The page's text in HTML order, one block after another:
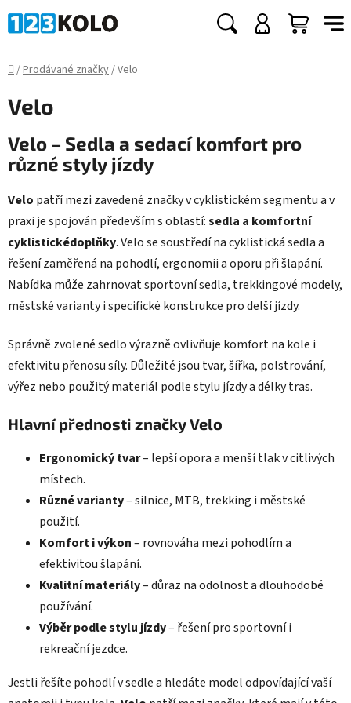
na
Hledat
Domů
/Prodávané značky/Velo
Velo
Velo – Sedla a sedací komfort pro
různé styly jízdy
Velo patří mezi zavedené značky v cyklistickém segmentu a v
praxi je spojován především s oblastí:sedla a komfortní
cyklistickédoplňky. Velo se soustředí na cyklistická sedla a
řešení zaměřená na pohodlí, ergonomii a oporu při šlapání.
Nabídka může zahrnovat sportovní sedla, trekkingové modely,
městské varianty i specifické konstrukce pro delší jízdy.
Správně zvolené sedlo výrazně ovlivňuje komfort na kole i
efektivitu přenosu síly. Důležité jsou tvar, šířka, polstrování,
výřez nebo použitý materiál podle stylu jízdy a délky tras.
Hlavní přednosti značky Velo
Ergonomický tvar– lepší opora a menší tlak v citlivých
místech.
Různé varianty– silnice, MTB, trekking i městské
použití.
Komfort i výkon– rovnováha mezi pohodlím a
efektivitou šlapání.
Kvalitní materiály– důraz na odolnost a dlouhodobé
používání.
Výběr podle stylu jízdy– řešení pro sportovní i
rekreační jezdce.
Jestli řešíte pohodlí v sedle a hledáte model odpovídající vaší